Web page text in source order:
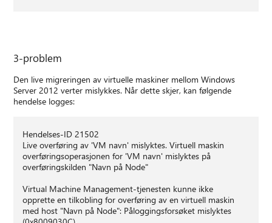
3-problem
Den live migreringen av virtuelle maskiner mellom Windows
Server 2012 verter mislykkes. Når dette skjer, kan følgende
hendelse logges:
Hendelses-ID 21502
Live overføring av 'VM navn' mislyktes. Virtuell maskin
overføringsoperasjonen for 'VM navn' mislyktes på
overføringskilden "Navn på Node"
Virtual Machine Management-tjenesten kunne ikke
opprette en tilkobling for overføring av en virtuell maskin
med host "Navn på Node": Påloggingsforsøket mislyktes